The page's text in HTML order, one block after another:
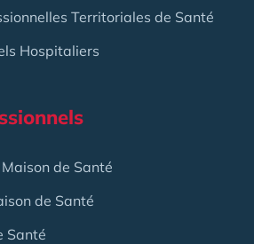
Territoriales de Santé
Hospitaliers
de Santé
de Santé
Santé